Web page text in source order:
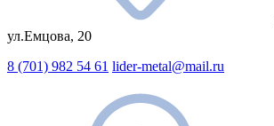
ул.Емцова, 20
8 (701) 982 54 61 lider-metal@mail.ru